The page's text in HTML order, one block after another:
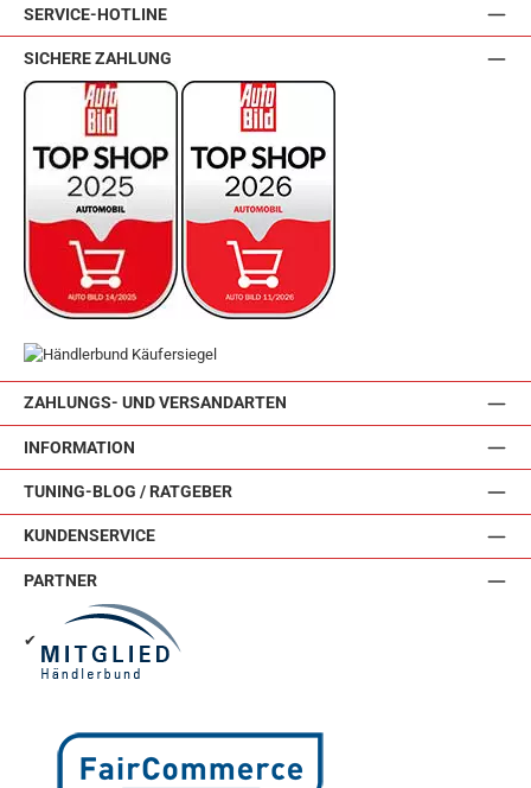
SERVICE-HOTLINE
ZAHLUNGS- UND VERSANDARTEN
INFORMATION
TUNING-BLOG / RATGEBER
KUNDENSERVICE
SICHERE ZAHLUNG
PARTNER
✔